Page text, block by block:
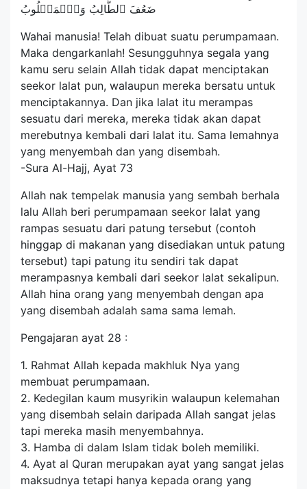
ضَعُفَ ٱلطَّالِبُ وَٱلۡمَطۡلُوبُ
Wahai manusia! Telah dibuat suatu perumpamaan.
Maka dengarkanlah! Sesungguhnya segala yang
kamu seru selain Allah tidak dapat menciptakan
seekor lalat pun, walaupun mereka bersatu untuk
menciptakannya. Dan jika lalat itu merampas
sesuatu dari mereka, mereka tidak akan dapat
merebutnya kembali dari lalat itu. Sama lemahnya
yang menyembah dan yang disembah.
-Sura Al-Hajj, Ayat 73
Allah nak tempelak manusia yang sembah berhala
lalu Allah beri perumpamaan seekor lalat yang
rampas sesuatu dari patung tersebut (contoh
hinggap di makanan yang disediakan untuk patung
tersebut) tapi patung itu sendiri tak dapat
merampasnya kembali dari seekor lalat sekalipun.
Allah hina orang yang menyembah dengan apa
yang disembah adalah sama sama lemah.
Pengajaran ayat 28 :
1. Rahmat Allah kepada makhluk Nya yang
membuat perumpamaan.
2. Kedegilan kaum musyrikin walaupun kelemahan
yang disembah selain daripada Allah sangat jelas
tapi mereka masih menyembahnya.
3. Hamba di dalam Islam tidak boleh memiliki.
4. Ayat al Quran merupakan ayat yang sangat jelas
maksudnya tetapi hanya kepada orang yang